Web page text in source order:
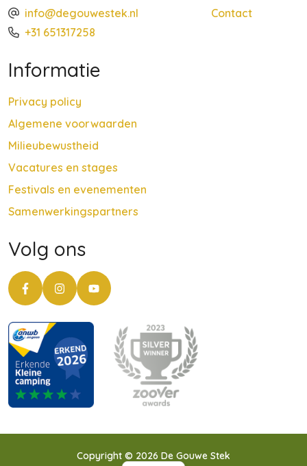
info@degouwestek.nl
+31 651317258
Contact
Informatie
Privacy policy
Algemene voorwaarden
Milieubewustheid
Vacatures en stages
Festivals en evenementen
Samenwerkingspartners
Volg ons
Copyright © 2026 De Gouwe Stek